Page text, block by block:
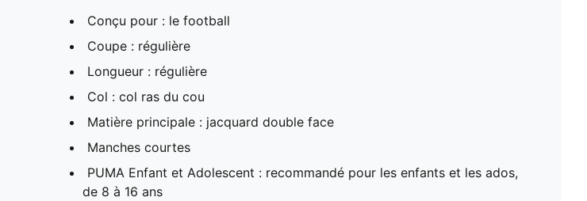
Conçu pour : le football
Coupe : régulière
Longueur : régulière
Col : col ras du cou
Matière principale : jacquard double face
Manches courtes
PUMA Enfant et Adolescent : recommandé pour les enfants et les ados,
de 8 à 16 ans